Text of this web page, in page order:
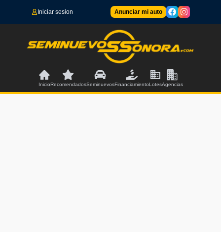
Iniciar sesion Anunciar mi auto
InicioRecomendadosSeminuevosFinanciamientoLotesAgencias